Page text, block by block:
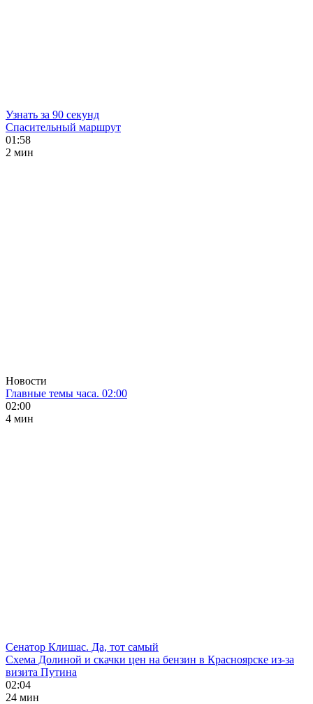
Узнать за 90 секунд
Спасительный маршрут
01:58
2 мин
Новости
Главные темы часа. 02:00
02:00
4 мин
Сенатор Клишас. Да, тот самый
Схема Долиной и скачки цен на бензин в Красноярске из-за
визита Путина
02:04
24 мин